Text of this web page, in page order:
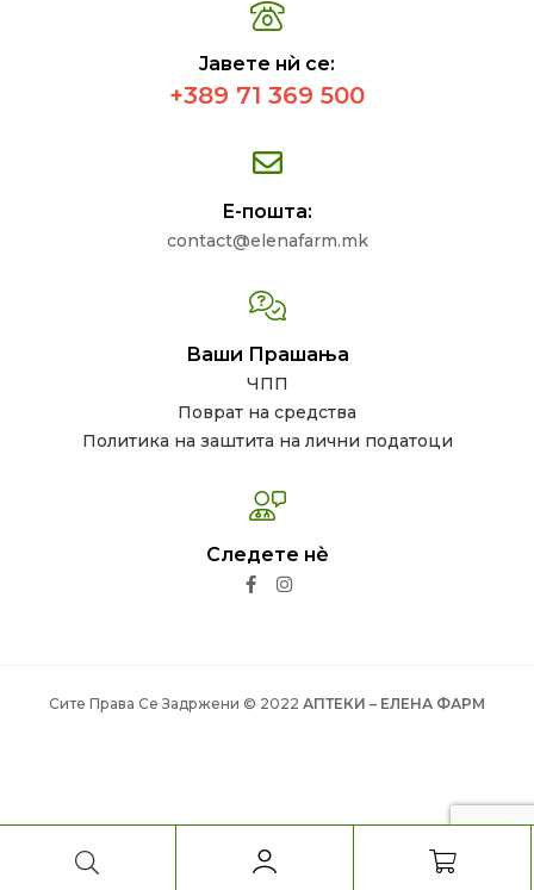
Јавете нѝ се:
+389 71 369 500
Е-пошта:
contact@elenafarm.mk
Ваши Прашања
ЧПП
Поврат на средства
Политика на заштита на лични податоци
Следете нѐ
Сите Права Се Задржени © 2022 АПТЕКИ – ЕЛЕНА ФАРМ